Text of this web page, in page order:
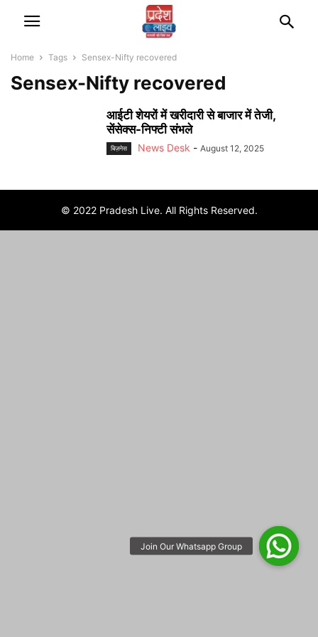
Home Tags Sensex-Nifty recovered
Sensex-Nifty recovered
आईटी शेयरों में खरीदारी से बाजार में तेजी,
सेंसेक्स-निफ्टी संभले
बिज़नेस News Desk - August 12, 2025
© 2022 Pradesh Live. All Rights Reserved.